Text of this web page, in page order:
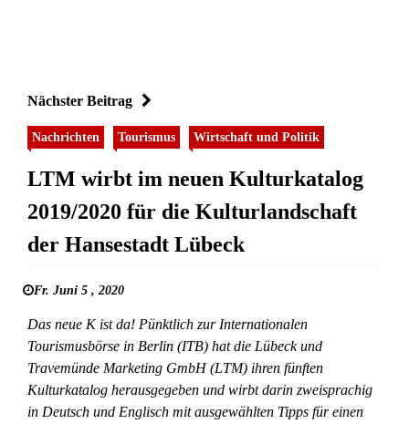
Nächster Beitrag
Nachrichten Tourismus Wirtschaft und Politik
LTM wirbt im neuen Kulturkatalog
2019/2020 für die Kulturlandschaft
der Hansestadt Lübeck
Fr. Juni 5 , 2020
Das neue K ist da! Pünktlich zur Internationalen
Tourismusbörse in Berlin (ITB) hat die Lübeck und
Travemünde Marketing GmbH (LTM) ihren fünften
Kulturkatalog herausgegeben und wirbt darin zweisprachig
in Deutsch und Englisch mit ausgewählten Tipps für einen